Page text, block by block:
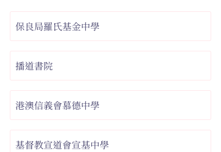
保良局羅氏基金中學
播道書院
港澳信義會慕德中學
基督教宣道會宣基中學